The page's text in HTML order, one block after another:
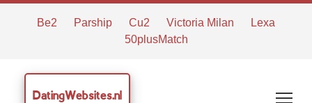
Be2 Parship Cu2 Victoria Milan
Lexa
50plusMatch
DatingWebsites.nl